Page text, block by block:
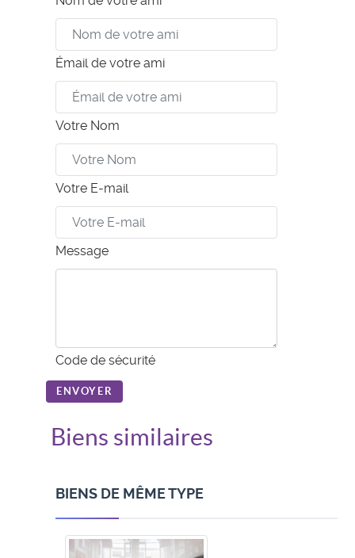
Émail de votre ami
Votre Nom
Votre E-mail
Message
Code de sécurité
ENVOYER
Biens similaires
BIENS DE MÊME TYPE